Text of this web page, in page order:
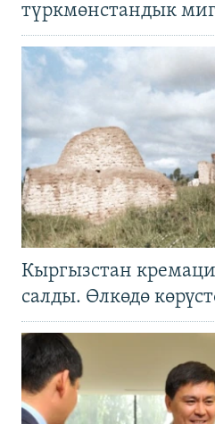
түркмөнстандык
Кыргызстан
салды. Өлкөдө